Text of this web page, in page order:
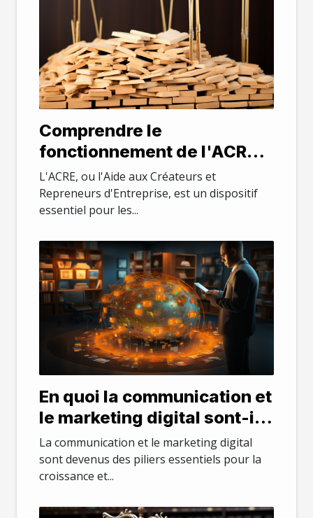
Comprendre le
fonctionnement de l'ACRE
en 2021
L'ACRE, ou l'Aide aux Créateurs et
Repreneurs d'Entreprise, est un dispositif
essentiel pour les...
En quoi la communication et
le marketing digital sont-ils
important pour une
entreprise ?
La communication et le marketing digital
sont devenus des piliers essentiels pour la
croissance et...